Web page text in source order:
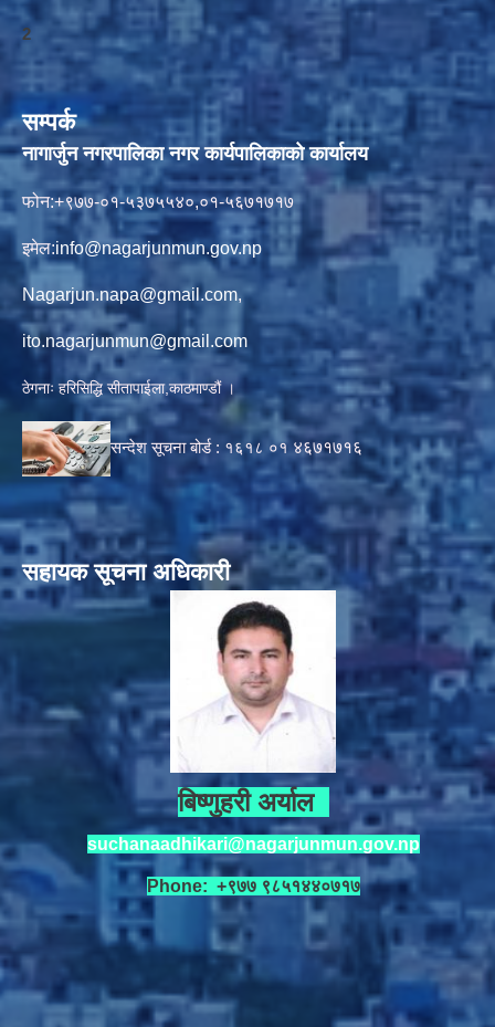
2
सम्पर्क
नागार्जुन नगरपालिका नगर कार्यपालिकाको कार्यालय
फोन:+९७७-०१-५३७५५४०,०१-५६७१७१७
इमेल:info@nagarjunmun.gov.np
Nagarjun.napa@gmail.com,
ito.nagarjunmun@gmail.com
ठेगनाः हरिसिद्धि सीतापाईला,काठमाण्डौं ।
सन्देश सूचना बोर्ड : १६१८ ०१४६७१७१६
सहायक सूचना अधिकारी
बिष्णुहरी अर्याल
suchanaadhikari@nagarjunmun.gov.np
Phone: +९७७ ९८५१४४०७१७